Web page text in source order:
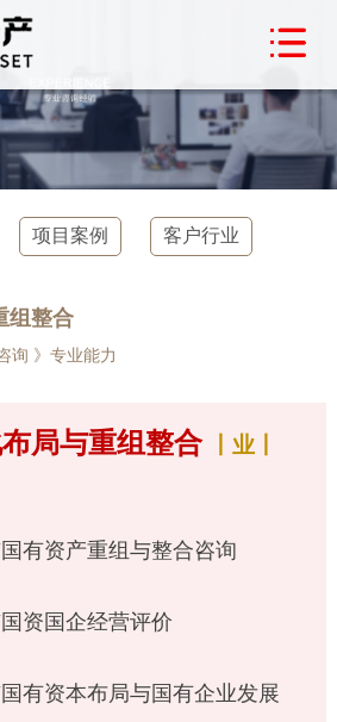
项目案例 客户行业
组整合
询 》专业能力
局与重组整合
丨业丨
有资产重组与整合咨询
资国企经营评价
有资本布局与国有企业发展